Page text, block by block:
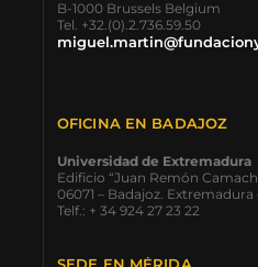
B-1000 Brussels Belgium
Tel. +32.(0).2.736.59.50
OFICINA EN BADAJOZ
Universidad de Extremadura
Edificio “Juan Remón
06071 – Badajoz. Extremadura
Telf.: + 34 924 27 23 22